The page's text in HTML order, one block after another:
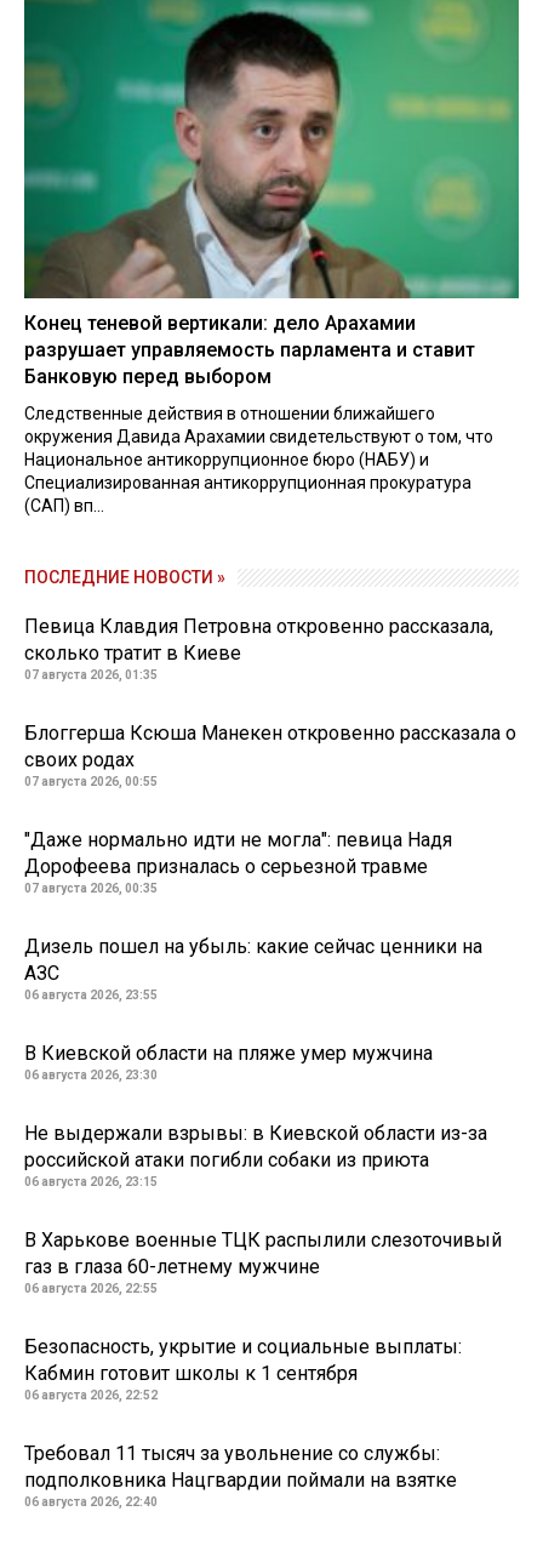
Конец теневой вертикали: дело Арахамии
разрушает управляемость парламента и ставит
Банковую перед выбором
Следственные действия в отношении ближайшего
окружения Давида Арахамии свидетельствуют о том, что
Национальное антикоррупционное бюро (НАБУ) и
Специализированная антикоррупционная прокуратура
(САП) вп...
ПОСЛЕДНИЕ НОВОСТИ »
Певица Клавдия Петровна откровенно рассказала,
сколько тратит в Киеве
07 августа 2026, 01:35
Блоггерша Ксюша Манекен откровенно рассказала о
своих родах
07 августа 2026, 00:55
"Даже нормально идти не могла": певица Надя
Дорофеева призналась о серьезной травме
07 августа 2026, 00:35
Дизель пошел на убыль: какие сейчас ценники на
АЗС
06 августа 2026, 23:55
В Киевской области на пляже умер мужчина
06 августа 2026, 23:30
Не выдержали взрывы: в Киевской области из-за
российской атаки погибли собаки из приюта
06 августа 2026, 23:15
В Харькове военные ТЦК распылили слезоточивый
газ в глаза 60-летнему мужчине
06 августа 2026, 22:55
Безопасность, укрытие и социальные выплаты:
Кабмин готовит школы к 1 сентября
06 августа 2026, 22:52
Требовал 11 тысяч за увольнение со службы:
подполковника Нацгвардии поймали на взятке
06 августа 2026, 22:40